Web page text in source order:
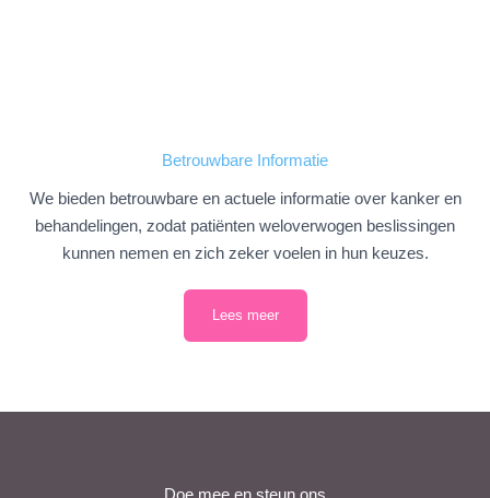
Betrouwbare Informatie
We bieden betrouwbare en actuele informatie over kanker en
behandelingen, zodat patiënten weloverwogen beslissingen
kunnen nemen en zich zeker voelen in hun keuzes.
Lees meer